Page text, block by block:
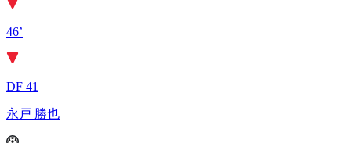
46’
DF 41
永戸 勝也